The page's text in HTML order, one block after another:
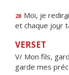
28 Moi, je redira
et chaque jour
VERSET
V/ Mon fils,
garde mes